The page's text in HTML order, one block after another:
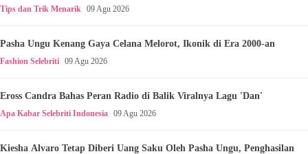
Tips dan Trik Menarik 09 Agu 2026
Pasha Ungu Kenang Gaya Celana Melorot, Ikonik di Era 2000-an
Fashion Selebriti 09 Agu 2026
Eross Candra Bahas Peran Radio di Balik Viralnya Lagu 'Dan'
Apa Kabar Selebriti Indonesia 09 Agu 2026
Kiesha Alvaro Tetap Diberi Uang Saku Oleh Pasha Ungu, Penghasilan